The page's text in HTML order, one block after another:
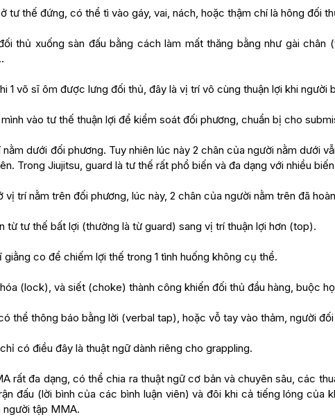
tư thế đứng, có thể tì vào gáy, vai, nách, hoặc thậm chí là hông đối
thủ xuống sàn đấu bằng cách làm mất thăng bằng như gài
1 võ sĩ ôm được lưng đối thủ, đây là vị trí vô cùng thuận lợi khi người
vào tư thế thuận lợi để kiểm soát đối phương, chuẩn bị cho
dưới đối phương. Tuy nhiên lúc này 2 chân của người nằm dưới
Trong Jiujitsu, guard là tư thế rất phổ biến và đa dạng với nhiều
vị trí nằm trên đối phương, lúc này, 2 chân của người nằm trên đã
từ tư thế bất lợi (thường là từ guard) sang vị trí thuận lợi hơn (top).
co để chiếm lợi thế trong 1 tình huống không cụ thể.
(lock), và siết (choke) thành công khiến đối thủ đầu hàng, buộc
thể thông báo bằng lời (verbal tap), hoặc vỗ tay vào thảm, người
có điều đây là thuật ngữ dành riêng cho grappling.
rất đa dạng, có thể chia ra thuật ngữ cơ bản và chuyên sâu, các
đấu (lời bình của các bình luận viên) và đôi khi cả tiếng lóng của
người tập MMA.